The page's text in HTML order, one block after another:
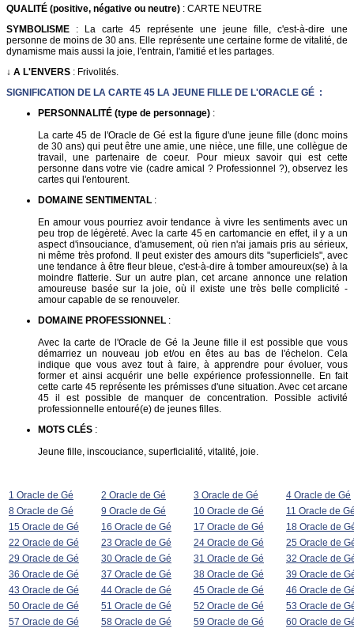
QUALITÉ (positive, négative ou neutre) : CARTE NEUTRE
SYMBOLISME : La carte 45 représente une jeune fille, c'est-à-dire une
personne de moins de 30 ans. Elle représente une certaine forme de vitalité, de
dynamisme mais aussi la joie, l'entrain, l'amitié et les partages.
↓ A L'ENVERS : Frivolités.
SIGNIFICATION DE LA CARTE 45 LA JEUNE FILLE DE L'ORACLE GÉ :
PERSONNALITÉ (type de personnage) :
La carte 45 de l'Oracle de Gé est la figure d'une jeune fille (donc moins
de 30 ans) qui peut être une amie, une nièce, une fille, une collègue de
travail, une partenaire de coeur. Pour mieux savoir qui est cette
personne dans votre vie (cadre amical ? Professionnel ?), observez les
cartes qui l'entourent.
DOMAINE SENTIMENTAL :
En amour vous pourriez avoir tendance à vivre les sentiments avec un
peu trop de légèreté. Avec la carte 45 en cartomancie en effet, il y a un
aspect d'insouciance, d'amusement, où rien n'ai jamais pris au sérieux,
ni même très profond. Il peut exister des amours dits "superficiels", avec
une tendance à être fleur bleue, c'est-à-dire à tomber amoureux(se) à la
moindre flatterie. Sur un autre plan, cet arcane annonce une relation
amoureuse basée sur la joie, où il existe une très belle complicité -
amour capable de se renouveler.
DOMAINE PROFESSIONNEL :
Avec la carte de l'Oracle de Gé la Jeune fille il est possible que vous
démarriez un nouveau job et/ou en êtes au bas de l'échelon. Cela
indique que vous avez tout à faire, à apprendre pour évoluer, vous
former et ainsi acquérir une belle expérience professionnelle. En fait
cette carte 45 représente les prémisses d'une situation. Avec cet arcane
45 il est possible de manquer de concentration. Possible activité
professionnelle entouré(e) de jeunes filles.
MOTS CLÉS :
Jeune fille, inscouciance, superficialité, vitalité, joie.
1 Oracle de Gé 2 Oracle de Gé 3 Oracle de Gé
4 Oracle de Gé
8 Oracle de Gé
9 Oracle de Gé 10 Oracle de Gé
11 Oracle de
15 Oracle de Gé
16 Oracle de Gé 17 Oracle de Gé
18 Oracle de
22 Oracle de Gé
23 Oracle de Gé 24 Oracle de Gé
25 Oracle de
29 Oracle de Gé
30 Oracle de Gé 31 Oracle de Gé
32 Oracle de
36 Oracle de Gé
37 Oracle de Gé 38 Oracle de Gé
39 Oracle de
43 Oracle de Gé
44 Oracle de Gé 45 Oracle de Gé
46 Oracle de
50 Oracle de Gé
51 Oracle de Gé 52 Oracle de Gé
53 Oracle de
57 Oracle de Gé
58 Oracle de Gé 59 Oracle de Gé 60 Oracle de